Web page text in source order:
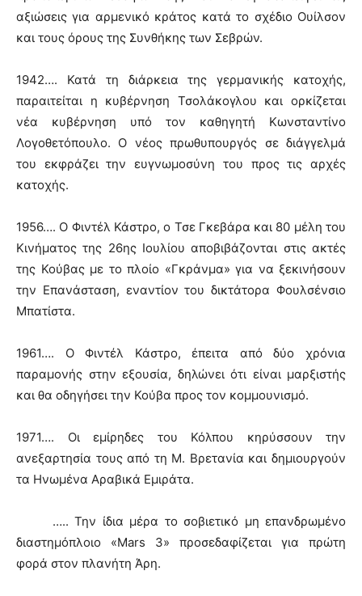
αξιώσεις για αρμενικό κράτος κατά το σχέδιο Ουίλσον
και τους όρους της Συνθήκης των Σεβρών.
1942…. Κατά τη διάρκεια της γερμανικής κατοχής,
παραιτείται η κυβέρνηση Τσολάκογλου και ορκίζεται
νέα κυβέρνηση υπό τον καθηγητή Κωνσταντίνο
Λογοθετόπουλο. Ο νέος πρωθυπουργός σε διάγγελμά
του εκφράζει την ευγνωμοσύνη του προς τις αρχές
κατοχής.
1956…. Ο Φιντέλ Κάστρο, ο Τσε Γκεβάρα και 80 μέλη του
Κινήματος της 26ης Ιουλίου αποβιβάζονται στις ακτές
της Κούβας με το πλοίο «Γκράνμα» για να ξεκινήσουν
την Επανάσταση, εναντίον του δικτάτορα Φουλσένσιο
Μπατίστα.
1961…. Ο Φιντέλ Κάστρο, έπειτα από δύο χρόνια
παραμονής στην εξουσία, δηλώνει ότι είναι μαρξιστής
και θα οδηγήσει την Κούβα προς τον κομμουνισμό.
1971…. Οι εμίρηδες του Κόλπου κηρύσσουν την
ανεξαρτησία τους από τη Μ. Βρετανία και δημιουργούν
τα Ηνωμένα Αραβικά Εμιράτα.
….. Την ίδια μέρα το σοβιετικό μη επανδρωμένο
διαστημόπλοιο «Mars 3» προσεδαφίζεται για πρώτη
φορά στον πλανήτη Άρη.